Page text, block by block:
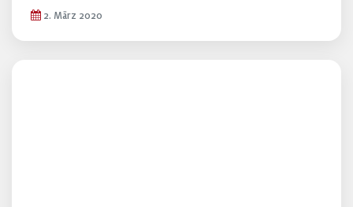
2. März 2020